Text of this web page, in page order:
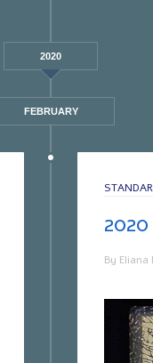
2020
FEBRUARY
By Eliana